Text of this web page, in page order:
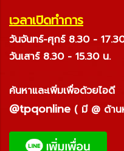
เวลาเปิดทำการ
วันจันทร์-ศุกร์ 8.30 -
วันเสาร์ 8.30 - 15.30 น.
ค้นหาและเพิ่มเพื่อด้วยไอดี
@tpqonline ( มี @ ด้า